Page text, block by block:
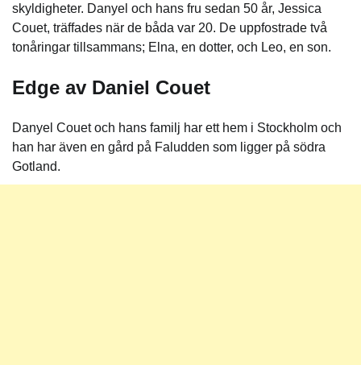
skyldigheter. Danyel och hans fru sedan 50 år, Jessica
Couet, träffades när de båda var 20. De uppfostrade två
tonåringar tillsammans; Elna, en dotter, och Leo, en son.
Edge av Daniel Couet
Danyel Couet och hans familj har ett hem i Stockholm och
han har även en gård på Faludden som ligger på södra
Gotland.